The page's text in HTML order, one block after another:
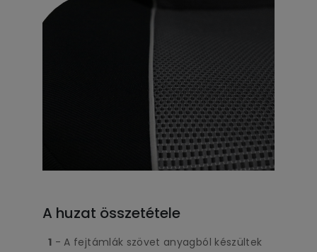
A huzat összetétele
1 - A fejtámlák szövet anyagból készültek